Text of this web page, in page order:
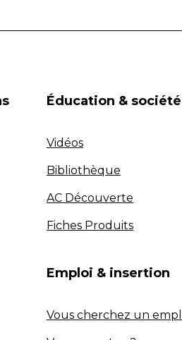
Éducation & société
Vidéos
Bibliothèque
AC Découverte
Fiches Produits
Emploi & insertion
Vous cherchez un